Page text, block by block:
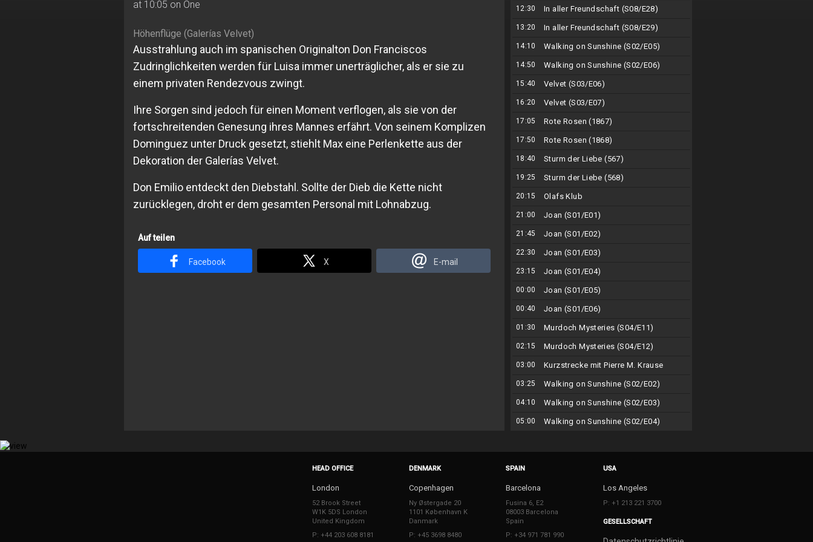
at 10:05 on One
Höhenflüge (Galerías Velvet)
Ausstrahlung auch im spanischen Originalton Don Franciscos
Zudringlichkeiten werden für Luisa immer unerträglicher, als er sie zu
einem privaten Rendezvous zwingt.
Ihre Sorgen sind jedoch für einen Moment verflogen, als sie von der
fortschreitenden Genesung ihres Mannes erfährt. Von seinem Komplizen
Dominguez unter Druck gesetzt, stiehlt Max eine Perlenkette aus der
Dekoration der Galerías Velvet.
Don Emilio entdeckt den Diebstahl. Sollte der Dieb die Kette nicht
zurücklegen, droht er dem gesamten Personal mit Lohnabzug.
Auf teilen
Facebook X E-mail
12:30 In aller Freundschaft (S08/E28)
13:20 In aller Freundschaft (S08/E29)
14:10 Walking on Sunshine (S02/E05)
14:50 Walking on Sunshine (S02/E06)
15:40 Velvet (S03/E06)
16:20 Velvet (S03/E07)
17:05 Rote Rosen (1867)
17:50 Rote Rosen (1868)
18:40 Sturm der Liebe (567)
19:25 Sturm der Liebe (568)
20:15 Olafs Klub
21:00 Joan (S01/E01)
21:45 Joan (S01/E02)
22:30 Joan (S01/E03)
23:15 Joan (S01/E04)
00:00 Joan (S01/E05)
00:40 Joan (S01/E06)
01:30 Murdoch Mysteries (S04/E11)
02:15 Murdoch Mysteries (S04/E12)
03:00 Kurzstrecke mit Pierre M. Krause
03:25 Walking on Sunshine (S02/E02)
04:10 Walking on Sunshine (S02/E03)
05:00 Walking on Sunshine (S02/E04)
HEAD OFFICE
London
52 Brook Street
W1K 5DS London
United Kingdom
P: +44 203 608 8181
DENMARK
Copenhagen
Ny Østergade 20
1101 København K
Danmark
P: +45 3698 8480
SPAIN
Barcelona
Fusina 6, E2
08003 Barcelona
Spain
P: +34 971 781 990
USA
Los Angeles
P: +1 213 221 3700
GESELLSCHAFT